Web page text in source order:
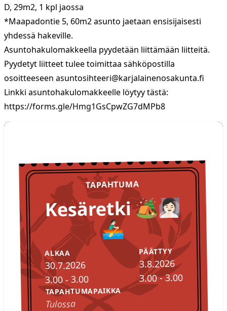
D, 29m2, 1 kpl jaossa
*Maapadontie 5, 60m2 asunto jaetaan ensisijaisesti
yhdessä hakeville.
Asuntohakulomakkeella pyydetään liittämään liitteitä.
Pyydetyt liitteet tulee toimittaa sähköpostilla
osoitteeseen asuntosihteeri@karjalainenosakunta.fi
Linkki asuntohakulomakkeelle löytyy tästä:
https://forms.gle/Hmg1GsCpwZG7dMPb8
TAPAHTUMA
Kesäretki 🏕️🧖🏻‍♀️
🚣🏻‍♂️
ALKAA
30.7.2026
3.00 - 3.00
PÄÄTTYY
3.8.2026
3.00 - 3.00
TAPAHTUMAPAIKKA
Tulossa